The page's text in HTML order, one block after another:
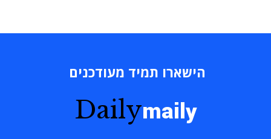
הישארו תמיד מעודכנים
Dailymaily